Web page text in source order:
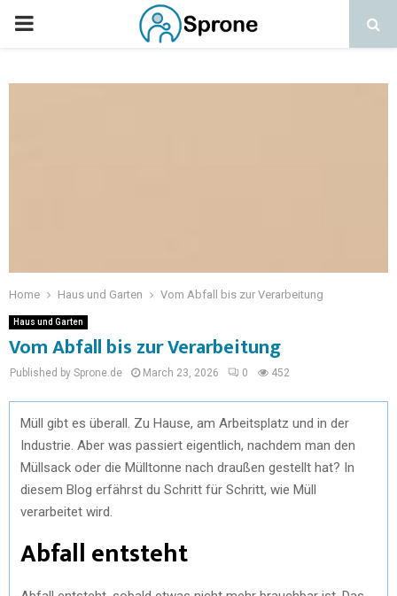
Home Haus und Garten Vom Abfall bis zur Verarbeitung
Haus und Garten
Vom Abfall bis zur Verarbeitung
Published by Sprone.de March 23, 2026 0 452
Müll gibt es überall. Zu Hause, am Arbeitsplatz und in der
Industrie. Aber was passiert eigentlich, nachdem man den
Müllsack oder die Mülltonne nach draußen gestellt hat? In
diesem Blog erfährst du Schritt für Schritt, wie Müll
verarbeitet wird.
Abfall entsteht